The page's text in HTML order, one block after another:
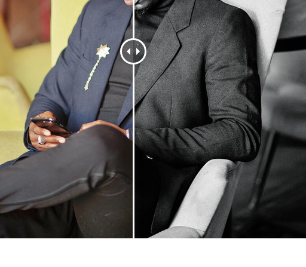
Dịch vụ chỉnh sửa sản phẩm Ékszer -retusálási szolgáltatások